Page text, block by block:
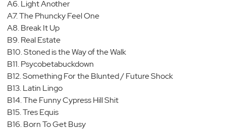
A6. Light Another
A7. The Phuncky Feel One
A8. Break It Up
B9. Real Estate
B10. Stoned is the Way of the Walk
B11. Psycobetabuckdown
B12. Something For the Blunted / Future Shock
B13. Latin Lingo
B14. The Funny Cypress Hill Shit
B15. Tres Equis
B16. Born To Get Busy